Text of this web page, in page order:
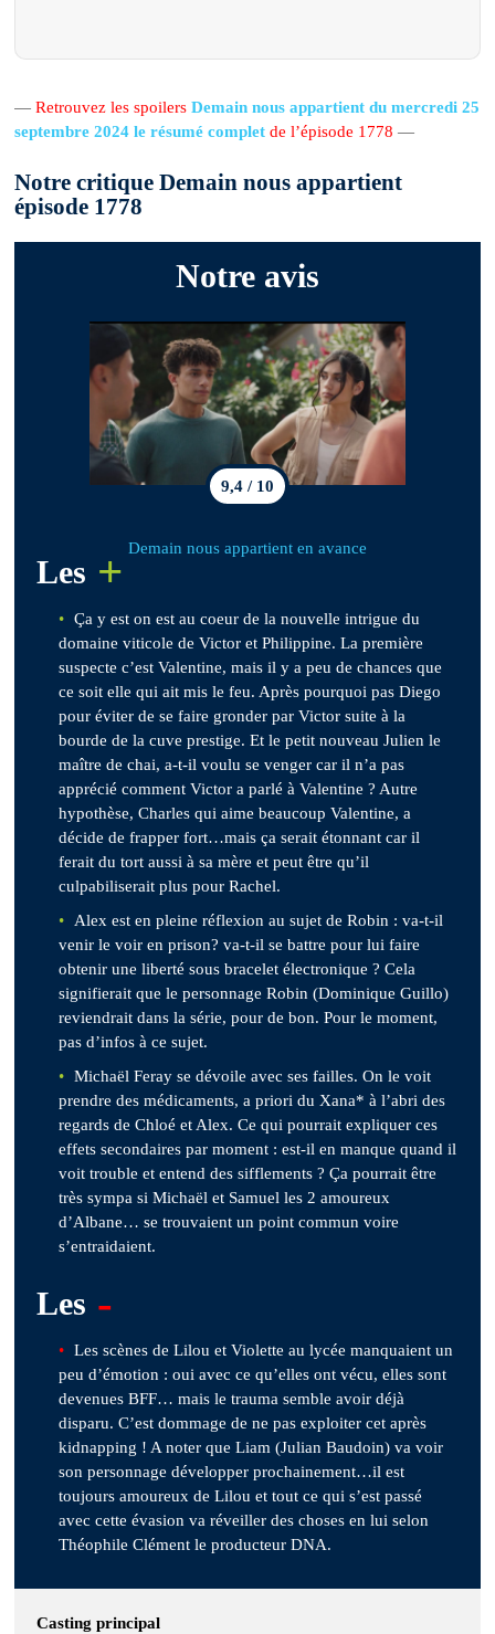
—Retrouvez les spoilersDemain nous appartient du mercredi 25
septembre 2024 le résumé complet de l’épisode 1778 —
Notre critique Demain nous appartient
épisode 1778
Notre avis
9,4 / 10
Demain nous appartient en avance
Les +
Ça y est on est au coeur de la nouvelle intrigue du
domaine viticole de Victor et Philippine. La première
suspecte c’est Valentine, mais il y a peu de chances que
ce soit elle qui ait mis le feu. Après pourquoi pas Diego
pour éviter de se faire gronder par Victor suite à la
bourde de la cuve prestige. Et le petit nouveau Julien le
maître de chai, a-t-il voulu se venger car il n’a pas
apprécié comment Victor a parlé à Valentine ? Autre
hypothèse, Charles qui aime beaucoup Valentine, a
décide de frapper fort…mais ça serait étonnant car il
ferait du tort aussi à sa mère et peut être qu’il
culpabiliserait plus pour Rachel.
Alex est en pleine réflexion au sujet de Robin : va-t-il
venir le voir en prison? va-t-il se battre pour lui faire
obtenir une liberté sous bracelet électronique ? Cela
signifierait que le personnage Robin (Dominique Guillo)
reviendrait dans la série, pour de bon. Pour le moment,
pas d’infos à ce sujet.
Michaël Feray se dévoile avec ses failles. On le voit
prendre des médicaments, a priori du Xana* à l’abri des
regards de Chloé et Alex. Ce qui pourrait expliquer ces
effets secondaires par moment : est-il en manque quand il
voit trouble et entend des sifflements ? Ça pourrait être
très sympa si Michaël et Samuel les 2 amoureux
d’Albane… se trouvaient un point commun voire
s’entraidaient.
Les -
Les scènes de Lilou et Violette au lycée manquaient un
peu d’émotion : oui avec ce qu’elles ont vécu, elles sont
devenues BFF… mais le trauma semble avoir déjà
disparu. C’est dommage de ne pas exploiter cet après
kidnapping ! A noter que Liam (Julian Baudoin) va voir
son personnage développer prochainement…il est
toujours amoureux de Lilou et tout ce qui s’est passé
avec cette évasion va réveiller des choses en lui selon
Théophile Clément le producteur DNA.
Casting principal